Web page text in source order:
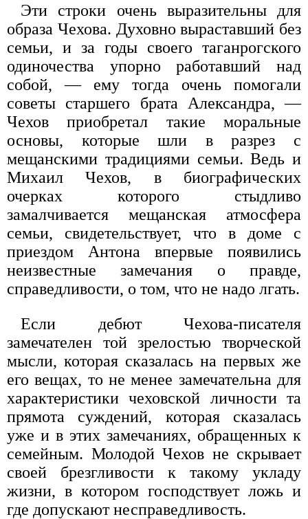
Эти строки очень выразительны для
образа Чехова. Духовно выраставший без
семьи, и за годы своего таганрогского
одиночества упорно работавший над
собой, — ему тогда очень помогали
советы старшего брата Александра, —
Чехов приобретал такие моральные
основы, которые шли в разрез с
мещанскими традициями семьи. Ведь и
Михаил Чехов, в биографических
очерках которого стыдливо
замалчивается мещанская атмосфера
семьи, свидетельствует, что в доме с
приездом Антона впервые появились
неизвестные замечания о правде,
справедливости, о том, что не надо лгать.
Если дебют Чехова-писателя
замечателен той зрелостью творческой
мысли, которая сказалась на первых же
его вещах, то не менее замечательна для
характеристики чеховской личности та
прямота суждений, которая сказалась
уже и в этих замечаниях, обращенных к
семейным. Молодой Чехов не скрывает
своей брезгливости к такому укладу
жизни, в котором господствует ложь и
где допускают несправедливость.